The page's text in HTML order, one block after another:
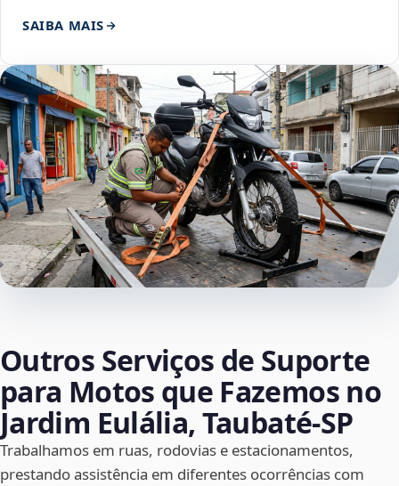
SAIBA MAIS
Outros Serviços de Suporte
para Motos que Fazemos no
Jardim Eulália, Taubaté‑SP
Trabalhamos em ruas, rodovias e estacionamentos,
prestando assistência em diferentes ocorrências com